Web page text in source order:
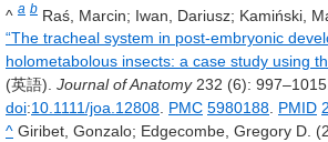
^ a b Raś, Marcin; Iwan, Dariusz; Kamiński,
“The tracheal system in post-embryonic
holometabolous insects: a case study using
(英語). Journal of Anatomy 232 (6):
doi:10.1111/joa.12808. PMC 5980188. PMID
^ Giribet, Gonzalo; Edgecombe, Gregory D.